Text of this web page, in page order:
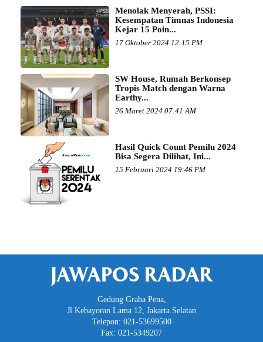
Menolak Menyerah, PSSI:
Kesempatan Timnas Indonesia
Kejar 15 Poin...
17 Oktober 2024 12:15 PM
SW House, Rumah Berkonsep
Tropis Match dengan Warna
Earthy...
26 Maret 2024 07:41 AM
Hasil Quick Count Pemilu 2024
Bisa Segera Dilihat, Ini...
15 Februari 2024 19:46 PM
JAWAPOS RADAR
Gedung Graha Pena,
Jl Kebayoran Lama 12, Jakarta Selatan
Telepon: 021-53699500
Fax: 021-5349207